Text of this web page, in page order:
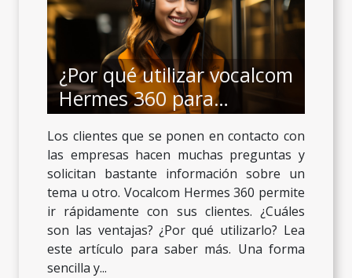
¿Por qué utilizar vocalcom
Hermes 360 para
gestionar las relaciones
con los clientes?
Los clientes que se ponen en contacto con
las empresas hacen muchas preguntas y
solicitan bastante información sobre un
tema u otro. Vocalcom Hermes 360 permite
ir rápidamente con sus clientes. ¿Cuáles
son las ventajas? ¿Por qué utilizarlo? Lea
este artículo para saber más. Una forma
sencilla y...